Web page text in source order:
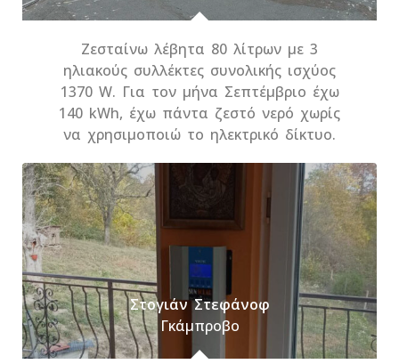
Ζεσταίνω λέβητα 80 λίτρων με 3
ηλιακούς συλλέκτες συνολικής ισχύος
1370 W. Για τον μήνα Σεπτέμβριο έχω
140 kWh, έχω πάντα ζεστό νερό χωρίς
να χρησιμοποιώ το ηλεκτρικό δίκτυο.
Στογιάν Στεφάνοφ
Γκάμπροβο